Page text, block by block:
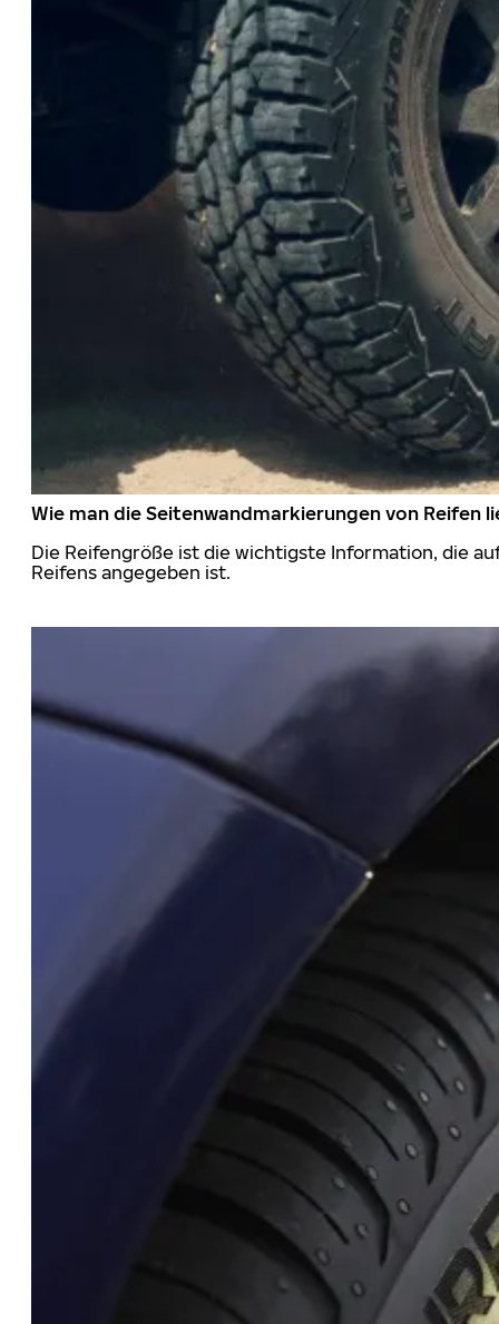
Wie man die Seitenwandmarkierungen von Reifen
Die Reifengröße ist die wichtigste Information, die
Reifens angegeben ist.